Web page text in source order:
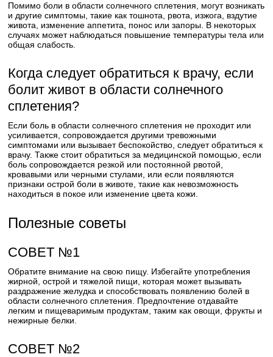
Помимо боли в области солнечного сплетения, могут возникать
и другие симптомы, такие как тошнота, рвота, изжога, вздутие
живота, изменение аппетита, понос или запоры. В некоторых
случаях может наблюдаться повышение температуры тела или
общая слабость.
Когда следует обратиться к врачу, если
болит живот в области солнечного
сплетения?
Если боль в области солнечного сплетения не проходит или
усиливается, сопровождается другими тревожными
симптомами или вызывает беспокойство, следует обратиться к
врачу. Также стоит обратиться за медицинской помощью, если
боль сопровождается резкой или постоянной рвотой,
кровавыми или черными стулами, или если появляются
признаки острой боли в животе, такие как невозможность
находиться в покое или изменение цвета кожи.
Полезные советы
СОВЕТ №1
Обратите внимание на свою пищу. Избегайте употребления
жирной, острой и тяжелой пищи, которая может вызывать
раздражение желудка и способствовать появлению болей в
области солнечного сплетения. Предпочтение отдавайте
легким и пищеваримым продуктам, таким как овощи, фрукты и
нежирные белки.
СОВЕТ №2